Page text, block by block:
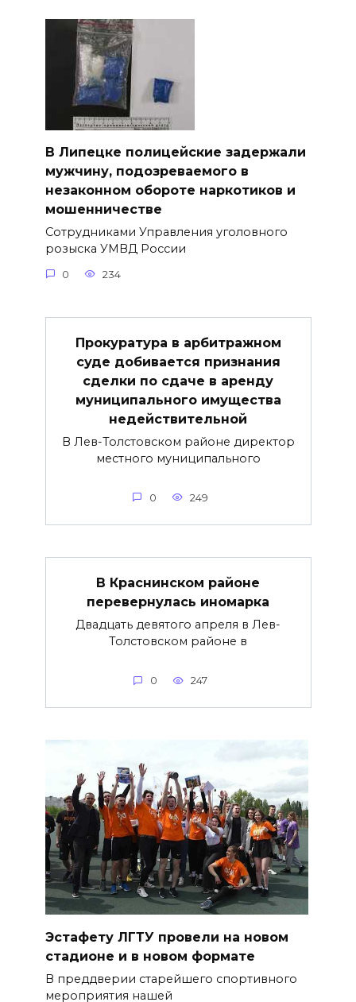
В Липецке полицейские задержали
мужчину, подозреваемого в
незаконном обороте наркотиков и
мошенничестве
Сотрудниками Управления уголовного
розыска УМВД России
0 234
Прокуратура в арбитражном
суде добивается признания
сделки по сдаче в аренду
муниципального имущества
недействительной
В Лев-Толстовском районе директор
местного муниципального
0 249
В Краснинском районе
перевернулась иномарка
Двадцать девятого апреля в Лев-
Толстовском районе в
0 247
Эстафету ЛГТУ провели на новом
стадионе и в новом формате
В преддверии старейшего спортивного
мероприятия нашей